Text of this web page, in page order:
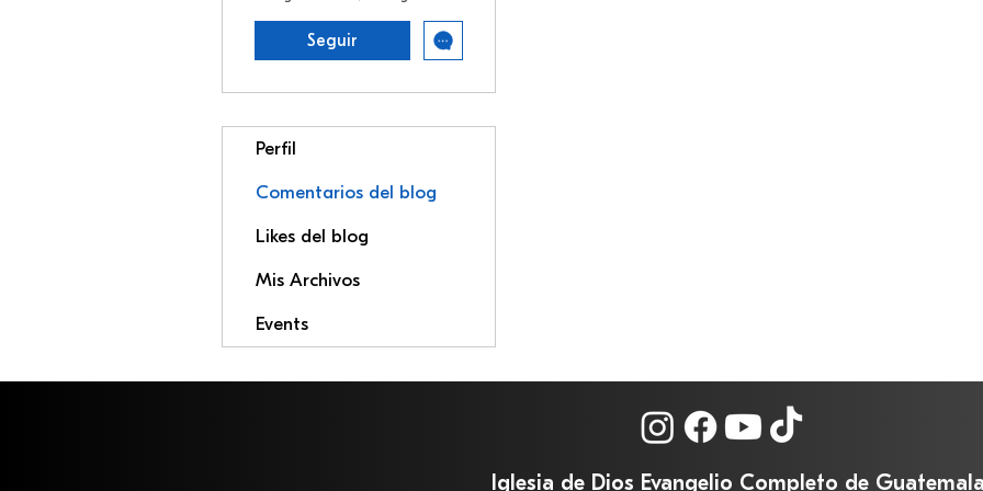
Seguir
Perfil
Comentarios del blog
Likes del blog
Mis Archivos
Events
Iglesia de Dios Evangelio Completo de